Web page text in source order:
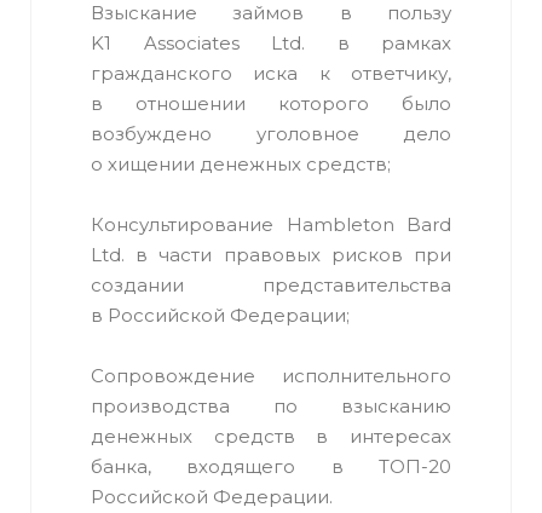
Взыскание займов в пользу
K1 Associates Ltd. в рамках
гражданского иска к ответчику,
в отношении которого было
возбуждено уголовное дело
о хищении денежных средств;
Консультирование Hambleton Bard
Ltd. в части правовых рисков при
создании представительства
в Российской Федерации;
Сопровождение исполнительного
производства по взысканию
денежных средств в интересах
банка, входящего в ТОП-20
Российской Федерации.